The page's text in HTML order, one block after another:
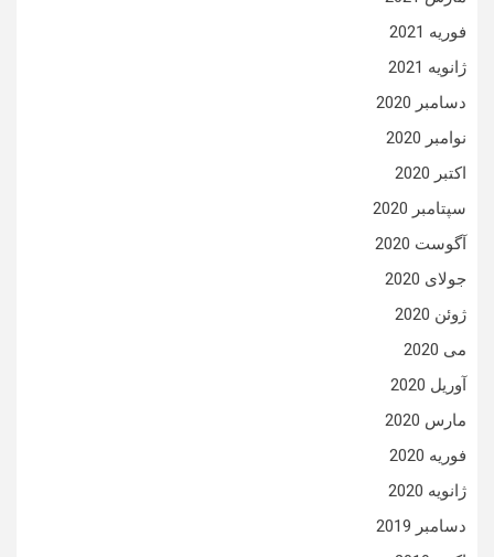
فوریه 2021
ژانویه 2021
دسامبر 2020
نوامبر 2020
اکتبر 2020
سپتامبر 2020
آگوست 2020
جولای 2020
ژوئن 2020
می 2020
آوریل 2020
مارس 2020
فوریه 2020
ژانویه 2020
دسامبر 2019